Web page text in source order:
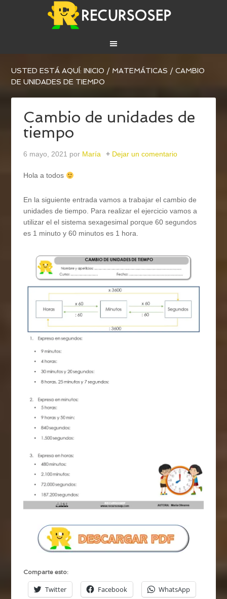
USTED ESTÁ AQUÍ:INICIO / MATEMÁTICAS / CAMBIO
DE UNIDADES DE TIEMPO
Cambio de unidades de
tiempo
6 mayo, 2021 por María Dejar un comentario
Hola a todos
En la siguiente entrada vamos a trabajar el cambio de
unidades de tiempo. Para realizar el ejercicio vamos a
utilizar el el sistema sexagesimal porque 60 segundos
es 1 minuto y 60 minutos es 1 hora.
Comparte esto:
Twitter Facebook WhatsApp